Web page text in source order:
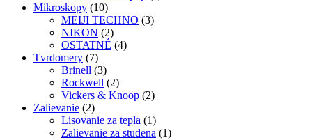
Mikroskopy (10)
MEIJI TECHNO (3)
NIKON (2)
OSTATNÉ (4)
Tvrdomery (7)
Brinell (3)
Rockwell (2)
Vickers & Knoop (2)
Zalievanie (2)
Lisovanie za tepla (1)
Zalievanie za studena (1)